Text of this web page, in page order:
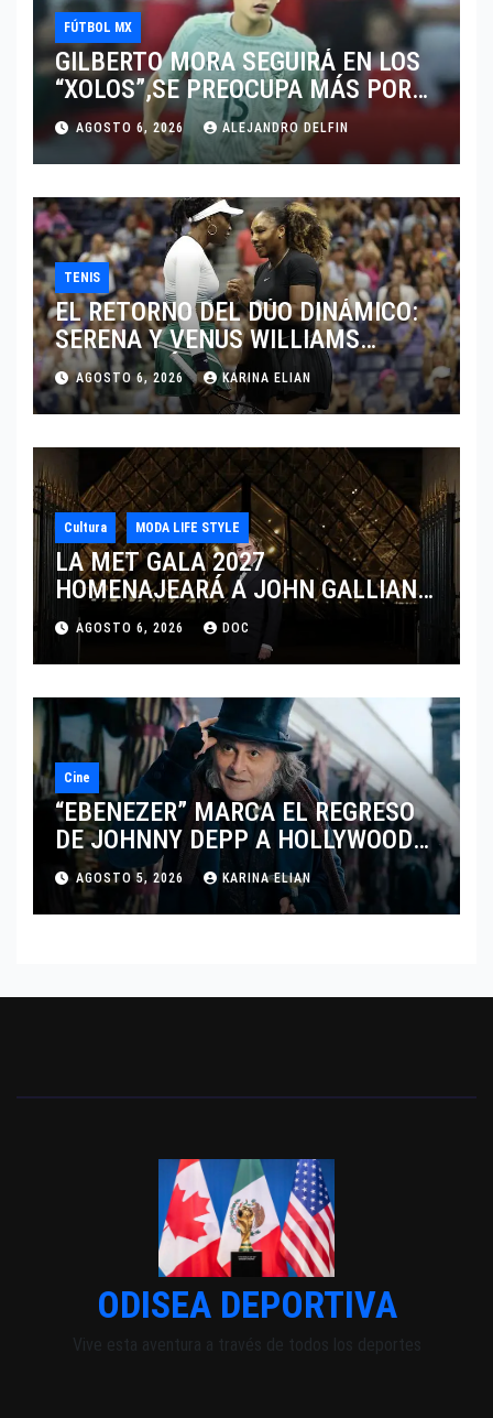
FÚTBOL MX
GILBERTO MORA SEGUIRÁ EN LOS
“XOLOS”,SE PREOCUPA MÁS POR
JUGAR EN SU EQUIPO.
AGOSTO 6, 2026 ALEJANDRO DELFIN
TENIS
EL RETORNO DEL DÚO DINÁMICO:
SERENA Y VENUS WILLIAMS
DISPUTARÁN LOS DOBLES EN
CINCINNATI 2026
AGOSTO 6, 2026 KARINA ELIAN
Cultura MODA LIFE STYLE
LA MET GALA 2027
HOMENAJEARÁ A JOHN GALLIANO
MARCANDO EL REGRESO DEL REY
DEL DRAMATISMO
AGOSTO 6, 2026 DOC
Cine
“EBENEZER” MARCA EL REGRESO
DE JOHNNY DEPP A HOLLYWOOD
TRAS SU PASO POR EL CINE
INDEPENDIENTE EUROPEO
AGOSTO 5, 2026 KARINA ELIAN
ODISEA DEPORTIVA
Vive esta aventura a través de todos los deportes